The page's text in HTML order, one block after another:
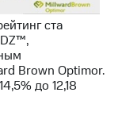
ста
Brown Optimor.
до 12,18